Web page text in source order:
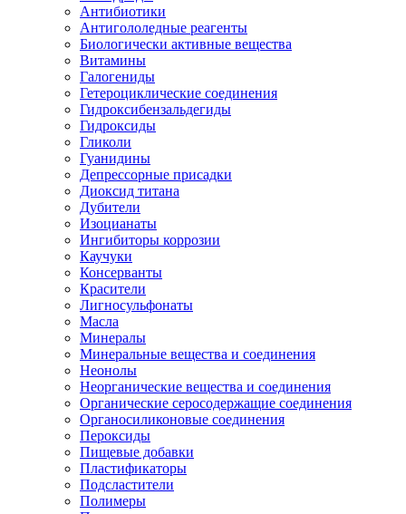
Антибиотики
Антигололедные реагенты
Биологически активные вещества
Витамины
Галогениды
Гетероциклические соединения
Гидроксибензальдегиды
Гидроксиды
Гликоли
Гуанидины
Депрессорные присадки
Диоксид титана
Дубители
Изоцианаты
Ингибиторы коррозии
Каучуки
Консерванты
Красители
Лигносульфонаты
Масла
Минералы
Минеральные вещества и соединения
Неонолы
Неорганические вещества и соединения
Органические серосодержащие соединения
Органосиликоновые соединения
Пероксиды
Пищевые добавки
Пластификаторы
Подсластители
Полимеры